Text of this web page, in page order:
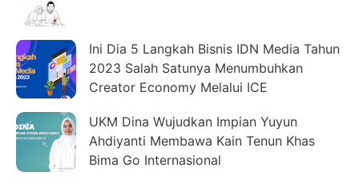
Ini Dia 5 Langkah Bisnis IDN Media Tahun
2023 Salah Satunya Menumbuhkan
Creator Economy Melalui ICE
UKM Dina Wujudkan Impian Yuyun
Ahdiyanti Membawa Kain Tenun Khas
Bima Go Internasional